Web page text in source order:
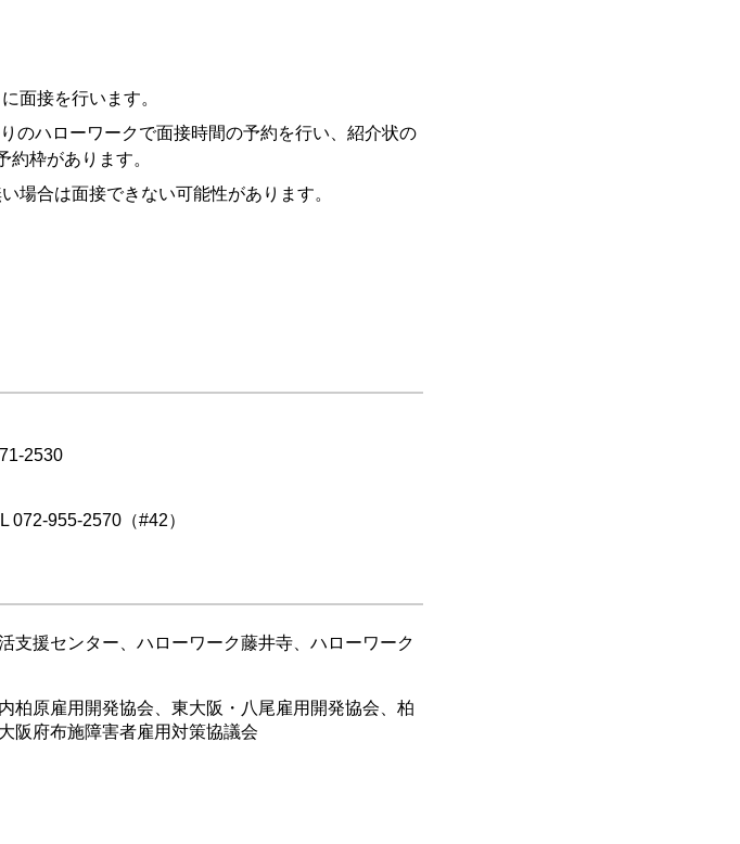
面接を行います。
のハローワークで面接時間の予約を行い、紹介状の
枠があります。
場合は面接できない可能性があります。
2530
072-955-2570（#42）
支援センター、ハローワーク藤井寺、ハローワーク
柏原雇用開発協会、東大阪・八尾雇用開発協会、柏
阪府布施障害者雇用対策協議会